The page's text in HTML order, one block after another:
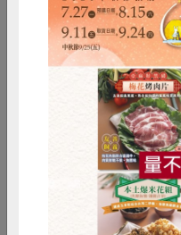
<雨林咖啡協助村落建置
教育是脫貧和改變
RPET
雞蛋 食安